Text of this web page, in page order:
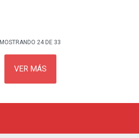
MOSTRANDO 24DE 33
VER MÁS